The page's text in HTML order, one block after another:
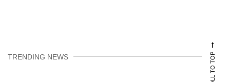
TRENDING NEWS